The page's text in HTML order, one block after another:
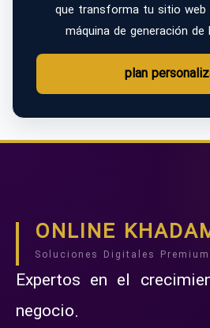
que transforma tu sitio web
máquina de generación
plan
ONLINE
Soluciones Digitales Premium
Expertos en el
negocio.